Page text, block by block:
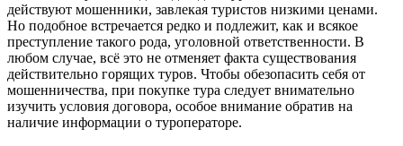
действуют мошенники, завлекая туристов низкими ценами.
Но подобное встречается редко и подлежит, как и всякое
преступление такого рода, уголовной ответственности. В
любом случае, всё это не отменяет факта существования
действительно горящих туров. Чтобы обезопасить себя от
мошенничества, при покупке тура следует внимательно
изучить условия договора, особое внимание обратив на
наличие информации о туроператоре.